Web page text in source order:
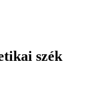
szék